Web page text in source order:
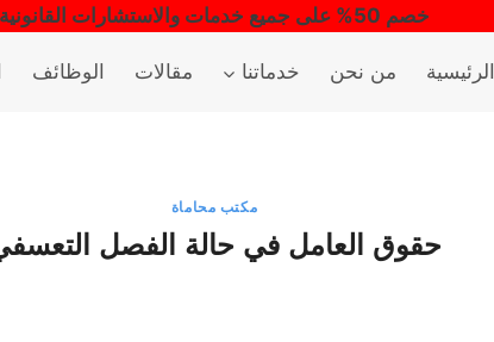
خصم 50% على جميع خدمات والاستشارات القانونية
الرئيسية من نحن خدماتنا مقالات الوظائف
مكتب محاماة
حقوق العامل في حالة الفصل